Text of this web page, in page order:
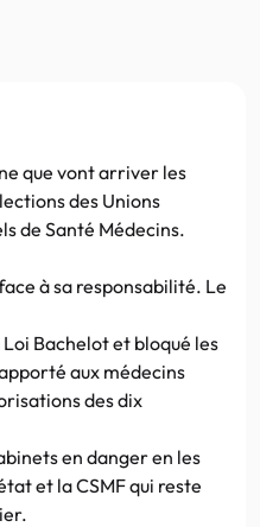
que vont arriver les
des Unions
de Santé Médecins.
à sa responsabilité. Le
Bachelot et bloqué les
aux médecins
des dix
en danger en les
et la CSMF qui reste